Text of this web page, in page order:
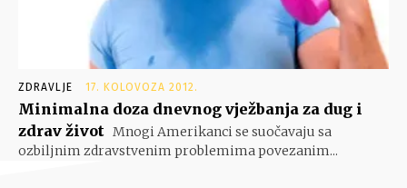
ZDRAVLJE 17. KOLOVOZA 2012.
Minimalna doza dnevnog vježbanja za dug i
zdrav život Mnogi Amerikanci se suočavaju sa
ozbiljnim zdravstvenim problemima povezanim...